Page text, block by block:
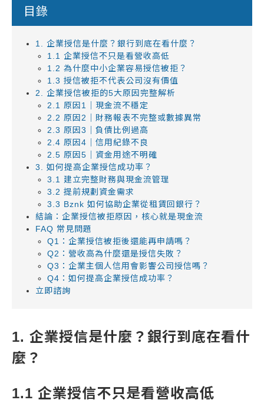
目錄
1. 企業授信是什麼？銀行到底在看什麼？
1.1 企業授信不只是看營收高低
1.2 為什麼中小企業容易授信被拒？
1.3 授信被拒不代表公司沒有價值
2. 企業授信被拒的5大原因完整解析
2.1 原因1｜現金流不穩定
2.2 原因2｜財務報表不完整或數據異常
2.3 原因3｜負債比例過高
2.4 原因4｜信用紀錄不良
2.5 原因5｜資金用途不明確
3. 如何提高企業授信成功率？
3.1 建立完整財務與現金流管理
3.2 提前規劃資金需求
3.3 Bznk 如何協助企業從租賃回銀行？
結論：企業授信被拒原因，核心就是現金流
FAQ 常見問題
Q1：企業授信被拒後還能再申請嗎？
Q2：營收高為什麼還是授信失敗？
Q3：企業主個人信用會影響公司授信嗎？
Q4：如何提高企業授信成功率？
立即諮詢
1. 企業授信是什麼？銀行到底在看什
麼？
1.1 企業授信不只是看營收高低